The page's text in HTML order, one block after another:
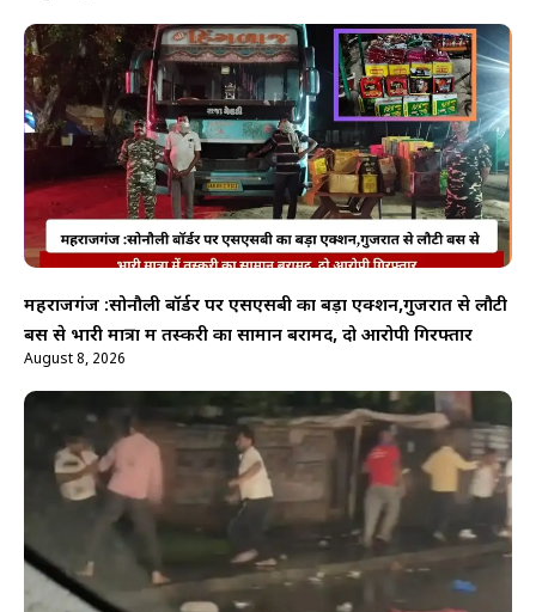
महराजगंज :सोनौली बॉर्डर पर एसएसबी का बड़ा एक्शन,गुजरात से लौटी
बस से भारी मात्रा में तस्करी का सामान बरामद, दो आरोपी गिरफ्तार
August 8, 2026